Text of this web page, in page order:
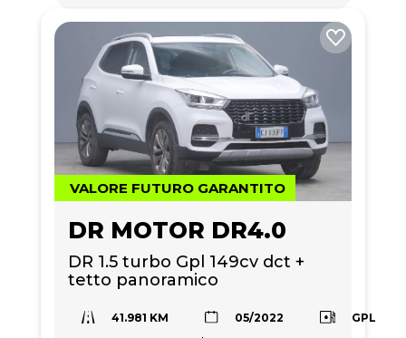
VALORE FUTURO GARANTITO
DR MOTOR DR4.0
DR 1.5 turbo Gpl 149cv dct +
tetto panoramico
41.981 KM 05/2022 GPL